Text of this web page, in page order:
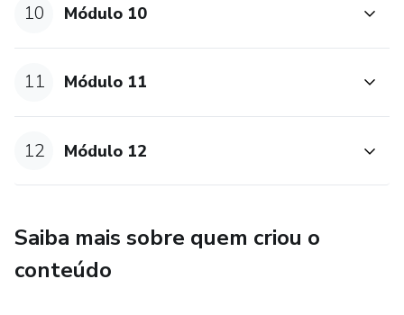
10 Módulo 10
11 Módulo 11
12 Módulo 12
Saiba mais sobre quem criou o
conteúdo